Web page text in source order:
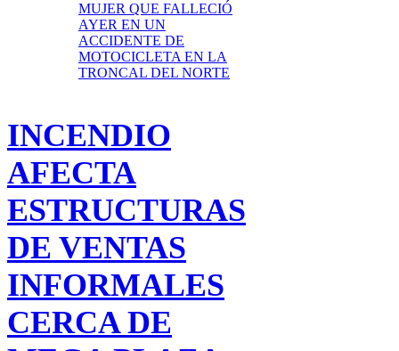
MUJER QUE FALLECIÓ
AYER EN UN
ACCIDENTE DE
MOTOCICLETA EN LA
TRONCAL DEL NORTE
INCENDIO
AFECTA
ESTRUCTURAS
DE VENTAS
INFORMALES
CERCA DE